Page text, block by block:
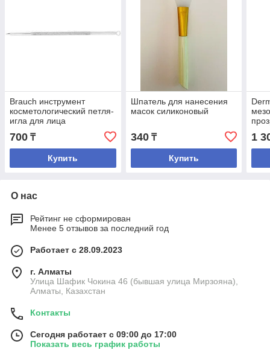
Brauch инструмент
косметологический петля-
игла для лица
700 ₸
Купить
Шпатель для нанесения
масок силиконовый
340₸
Купить
1
О нас
Рейтинг не сформирован
Менее 5 отзывов за последний год
Работает с 28.09.2023
г. Алматы
Улица Шафик Чокина 46 (бывшая улица Мирзояна),
Алматы, Казахстан
Контакты
Сегодня работает с 09:00 до 17:00
Показать весь график работы